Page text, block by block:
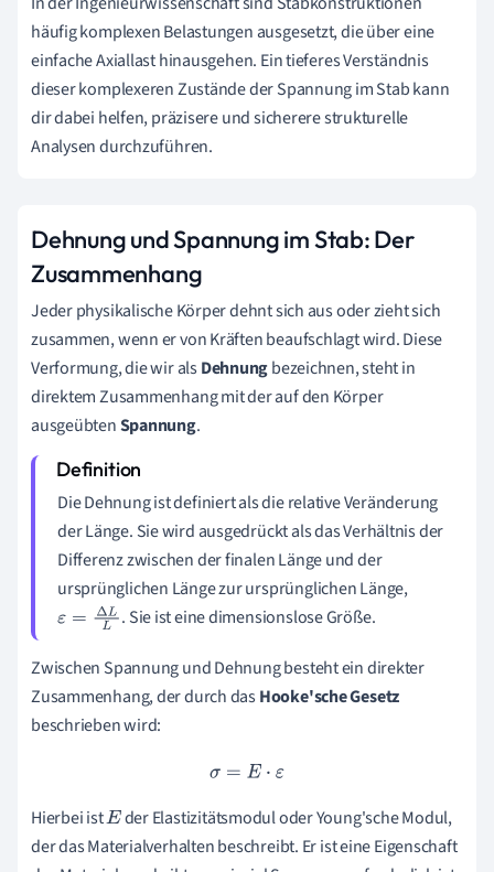
häufig komplexen Belastungen ausgesetzt, die über eine
einfache Axiallast hinausgehen. Ein tieferes Verständnis
dieser komplexeren Zustände der Spannung im Stab kann
dir dabei helfen, präzisere und sicherere strukturelle
Analysen durchzuführen.
Dehnung und Spannung im Stab: Der
Zusammenhang
Jeder physikalische Körper dehnt sich aus oder zieht sich
zusammen, wenn er von Kräften beaufschlagt wird. Diese
Verformung, die wir alsDehnungbezeichnen, steht in
direktem Zusammenhang mit der auf den Körper
ausgeübtenSpannung.
Die Dehnung ist definiert als die relative Veränderung
der Länge. Sie wird ausgedrückt als das Verhältnis der
Differenz zwischen der finalen Länge und der
ursprünglichen Länge zur ursprünglichen Länge,
ε=ΔL L . Sie ist eine dimensionslose Größe.
Zwischen Spannung und Dehnung besteht ein direkter
Zusammenhang, der durch dasHooke'sche Gesetz
beschrieben wird:
σ= E⋅ε
Hierbei istE der Elastizitätsmodul oder Young'sche Modul,
der das Materialverhalten beschreibt. Er ist eine Eigenschaft